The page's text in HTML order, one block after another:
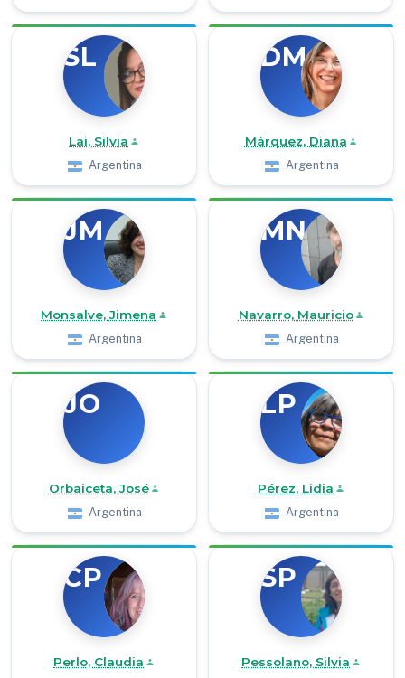
SL
Lai, Silvia
Argentina
DM
Márquez, Diana
Argentina
JM
Monsalve, Jimena
Argentina
MN
Navarro, Mauricio
Argentina
JO
Orbaiceta, José
Argentina
LP
Pérez, Lidia
Argentina
CP
Perlo, Claudia
SP
Pessolano, Silvia